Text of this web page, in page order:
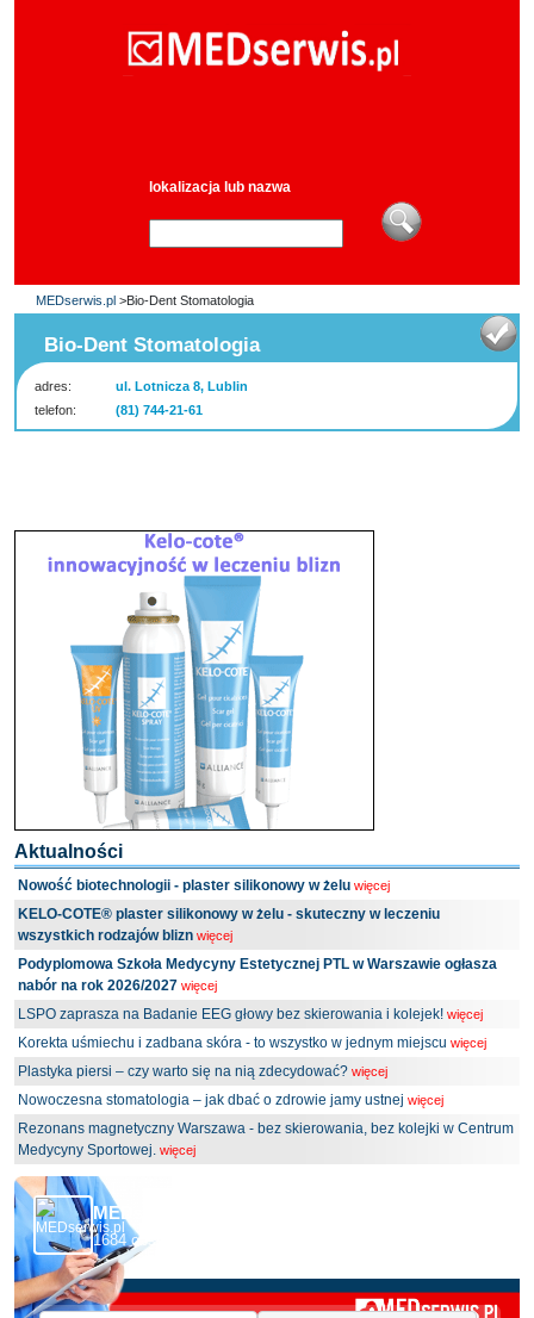
lokalizacja lub nazwa
MEDserwis.pl >Bio-Dent Stomatologia
Bio-Dent Stomatologia
adres:
ul. Lotnicza 8, Lublin
telefon:
(81) 744-21-61
Aktualności
Nowość biotechnologii - plaster silikonowy w żelu więcej
KELO-COTE® plaster silikonowy w żelu - skuteczny w leczeniu
wszystkich rodzajów blizn więcej
Podyplomowa Szkoła Medycyny Estetycznej PTL w Warszawie ogłasza
nabór na rok 2026/2027 więcej
LSPO zaprasza na Badanie EEG głowy bez skierowania i kolejek! więcej
Korekta uśmiechu i zadbana skóra - to wszystko w jednym miejscu więcej
Plastyka piersi – czy warto się na nią zdecydować? więcej
Nowoczesna stomatologia – jak dbać o zdrowie jamy ustnej więcej
Rezonans magnetyczny Warszawa - bez skierowania, bez kolejki w Centrum
Medycyny Sportowej. więcej
MEDserwis.pl - Ogólnopolski Portal Medyczny
1684 obserwujących